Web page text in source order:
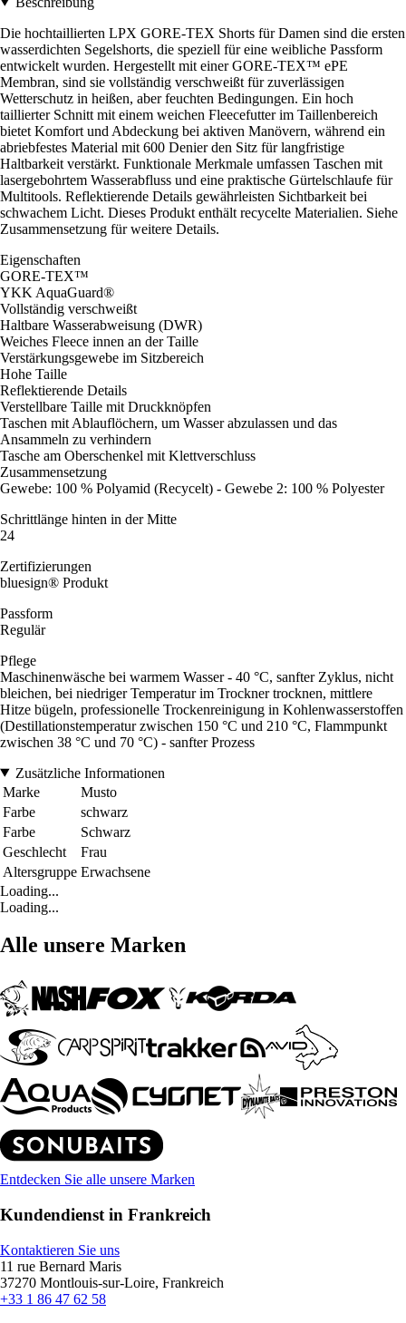
Die hochtaillierten LPX GORE-TEX Shorts für Damen sind die ersten
wasserdichten Segelshorts, die speziell für eine weibliche Passform
entwickelt wurden. Hergestellt mit einer GORE-TEX™ ePE
Membran, sind sie vollständig verschweißt für zuverlässigen
Wetterschutz in heißen, aber feuchten Bedingungen. Ein hoch
taillierter Schnitt mit einem weichen Fleecefutter im Taillenbereich
bietet Komfort und Abdeckung bei aktiven Manövern, während ein
abriebfestes Material mit 600 Denier den Sitz für langfristige
Haltbarkeit verstärkt. Funktionale Merkmale umfassen Taschen mit
lasergebohrtem Wasserabfluss und eine praktische Gürtelschlaufe für
Multitools. Reflektierende Details gewährleisten Sichtbarkeit bei
schwachem Licht. Dieses Produkt enthält recycelte Materialien. Siehe
Zusammensetzung für weitere Details.
Eigenschaften
GORE-TEX™
YKK AquaGuard®
Vollständig verschweißt
Haltbare Wasserabweisung (DWR)
Weiches Fleece innen an der Taille
Verstärkungsgewebe im Sitzbereich
Hohe Taille
Reflektierende Details
Verstellbare Taille mit Druckknöpfen
Taschen mit Ablauflöchern, um Wasser abzulassen und das
Ansammeln zu verhindern
Tasche am Oberschenkel mit Klettverschluss
Zusammensetzung
Gewebe: 100 % Polyamid (Recycelt) - Gewebe 2: 100 % Polyester
Schrittlänge hinten in der Mitte
24
Zertifizierungen
bluesign® Produkt
Passform
Regulär
Pflege
Maschinenwäsche bei warmem Wasser - 40 °C, sanfter Zyklus, nicht
bleichen, bei niedriger Temperatur im Trockner trocknen, mittlere
Hitze bügeln, professionelle Trockenreinigung in Kohlenwasserstoffen
(Destillationstemperatur zwischen 150 °C und 210 °C, Flammpunkt
zwischen 38 °C und 70 °C) - sanfter Prozess
Zusätzliche Informationen
Marke
Musto
Farbe
schwarz
Farbe
Schwarz
Geschlecht
Frau
Altersgruppe Erwachsene
Loading...
Loading...
Alle unsere Marken
Entdecken Sie alle unsere Marken
Kundendienst in Frankreich
Kontaktieren Sie uns
11 rue Bernard Maris
37270 Montlouis-sur-Loire, Frankreich
+33 1 86 47 62 58